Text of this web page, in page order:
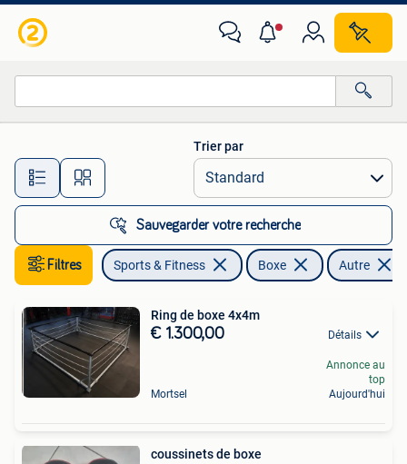
Toutes les distances…
Trier par
Sauvegarder votre recherche
Filtres Sports & Fitness Boxe Autre
Ring de boxe 4x4m
€ 1.300,00 Détails
Mortsel
Annonce au
top
Aujourd'hui
coussinets de boxe